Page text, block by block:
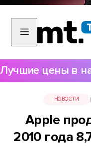
Лучшие цены в
НОВОСТИ
Apple
2010 года